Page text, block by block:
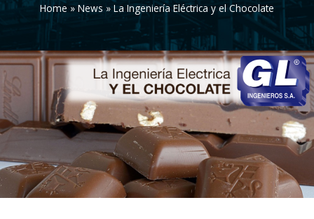
Home » News » La Ingeniería Eléctrica y el Chocolate